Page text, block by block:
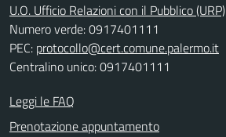
U.O. Ufficio Relazioni con il Pubblico (URP)
Numero verde: 0917401111
PEC: protocollo@cert.comune.palermo.it
Centralino unico: 0917401111
Leggi le FAQ
Prenotazione appuntamento